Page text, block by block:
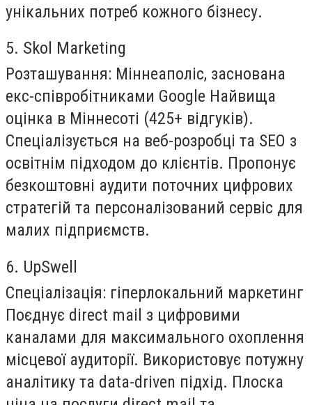
унікальних потреб кожного бізнесу.
5. Skol Marketing
Розташування: Міннеаполіс, заснована
екс-співробітниками Google Найвища
оцінка в Міннесоті (425+ відгуків).
Спеціалізується на веб-розробці та SEO з
освітнім підходом до клієнтів. Пропонує
безкоштовні аудити поточних цифрових
стратегій та персоналізований сервіс для
малих підприємств.
6. UpSwell
Спеціалізація: гіперлокальний маркетинг
Поєднує direct mail з цифровими
каналами для максимального охоплення
місцевої аудиторії. Використовує потужну
аналітику та data-driven підхід. Плоска